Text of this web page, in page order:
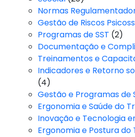
Normas
Gestão de Riscos
Programas de SST (2)
Documentação e
Treinamentos e
Indicadores e Retorno
(4)
Gestão e Programas de
Ergonomia e Saúde do
Inovação e Tecnologia
Ergonomia e Postura